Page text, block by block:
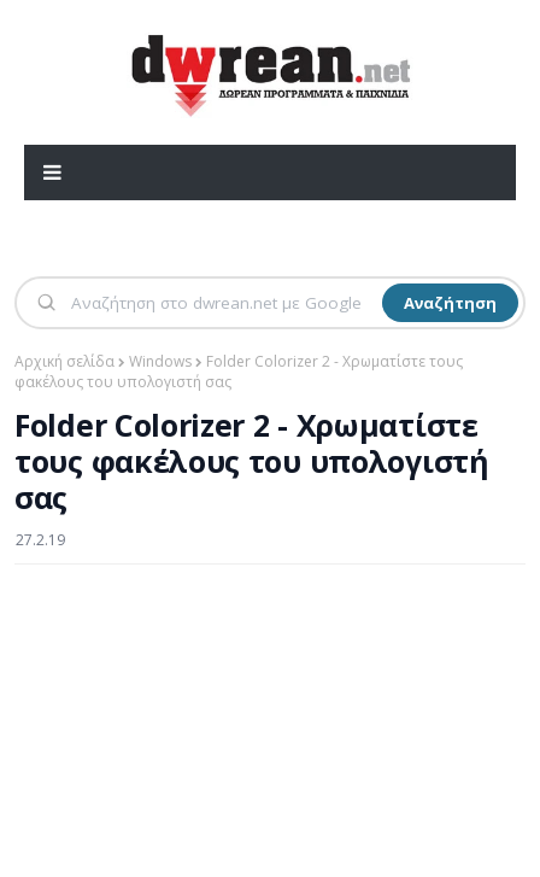
Αναζήτηση
Αρχική σελίδα Windows
Folder Colorizer 2 - Χρωματίστε τους
φακέλους του υπολογιστή σας
Folder Colorizer 2 - Χρωματίστε
τους φακέλους του υπολογιστή
σας
27.2.19